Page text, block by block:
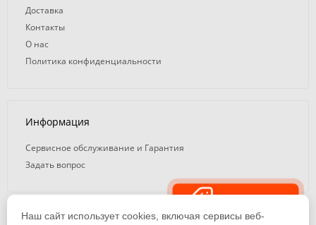
Доставка
Контакты
О нас
Политика конфиденциальности
Информация
Сервисное обслуживание и Гарантия
Задать вопрос
Наш сайт использует cookies, включая сервисы веб-